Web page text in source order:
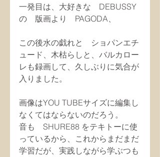
一発目は、大好きな　DEBUSSY
の　版画より　PAGODA、
この後水の戯れと　ショパンエチ
ュード、木枯らしと、バルカロー
レも録画して、久しぶりに気合が
入りました。
画像はYOU TUBEサイズに編集し
なくてはならないのだろう。
音も　SHURE88 をテキトーに使
っているから、これからまだまだ
学習だが、実践しながら学ぶつも